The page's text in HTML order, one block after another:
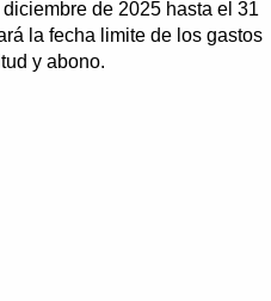
diciembre de 2025 hasta el 31
la fecha limite de los gastos
y abono.